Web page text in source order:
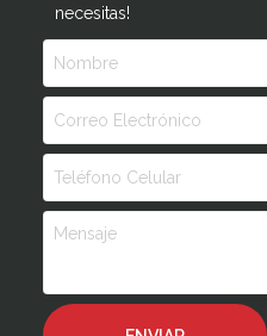
necesitas!